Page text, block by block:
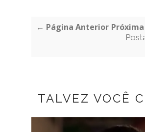
← Página Anterior
TALVEZ VOCÊ